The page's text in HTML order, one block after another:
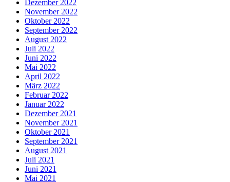
Dezember 2022
November 2022
Oktober 2022
September 2022
August 2022
Juli 2022
Juni 2022
Mai 2022
April 2022
März 2022
Februar 2022
Januar 2022
Dezember 2021
November 2021
Oktober 2021
September 2021
August 2021
Juli 2021
Juni 2021
Mai 2021